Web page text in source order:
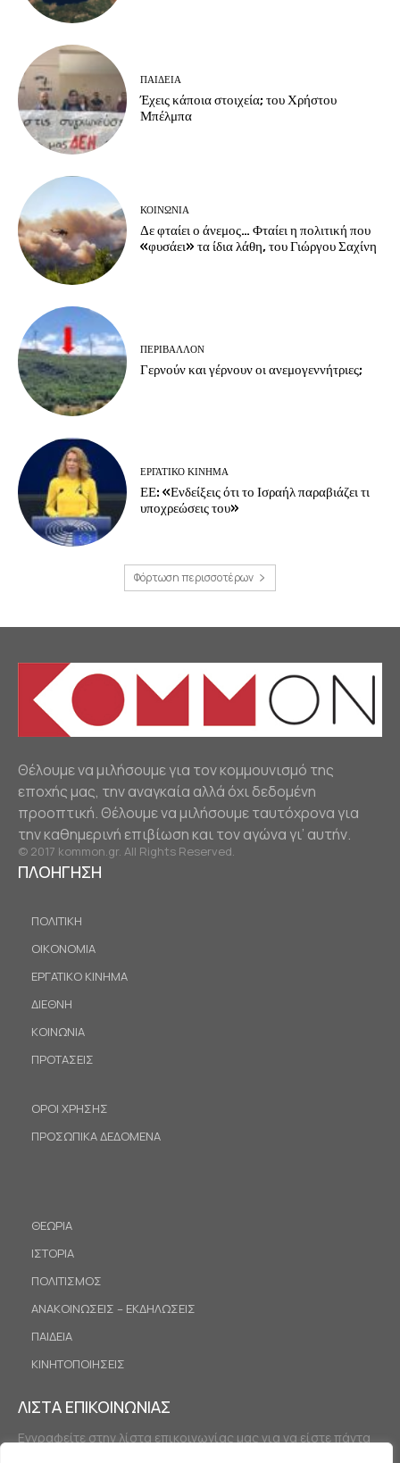
ΠΑΙΔΕΙΑ
Έχεις κάποια στοιχεία; του Χρήστου
Μπέλμπα
ΚΟΙΝΩΝΙΑ
Δε φταίει ο άνεμος… Φταίει η πολιτική που
«φυσάει» τα ίδια λάθη, του Γιώργου Σαχίνη
ΠΕΡΙΒΆΛΛΟΝ
Γερνούν και γέρνουν οι ανεμογεννήτριες;
ΕΡΓΑΤΙΚΟ ΚΙΝΗΜΑ
ΕΕ: «Ενδείξεις ότι το Ισραήλ παραβιάζει τι
υποχρεώσεις του»
Φόρτωση περισσοτέρων
Θέλουμε να μιλήσουμε για τον κομμουνισμό της
εποχής μας, την αναγκαία αλλά όχι δεδομένη
προοπτική. Θέλουμε να μιλήσουμε ταυτόχρονα για
την καθημερινή επιβίωση και τον αγώνα γι’ αυτήν.
© 2017 kommon.gr. All Rights Reserved.
ΠΛΟΗΓΗΣΗ
ΠΟΛΙΤΙΚΗ
ΟΙΚΟΝΟΜΙΑ
ΕΡΓΑΤΙΚΟ ΚΙΝΗΜΑ
ΔΙΕΘΝΗ
ΚΟΙΝΩΝΙΑ
ΠΡΟΤΑΣΕΙΣ
ΟΡΟΙ ΧΡΗΣΗΣ
ΠΡΟΣΩΠΙΚΑ ΔΕΔΟΜΕΝΑ
ΘΕΩΡΙΑ
ΙΣΤΟΡΙΑ
ΠΟΛΙΤΙΣΜΟΣ
ΑΝΑΚΟΙΝΩΣΕΙΣ – ΕΚΔΗΛΩΣΕΙΣ
ΠΑΙΔΕΙΑ
ΚΙΝΗΤΟΠΟΙΗΣΕΙΣ
ΛΙΣΤΑ ΕΠΙΚΟΙΝΩΝΙΑΣ
Εγγραφείτε στην λίστα επικοινωνίας μας για να είστε πάντα